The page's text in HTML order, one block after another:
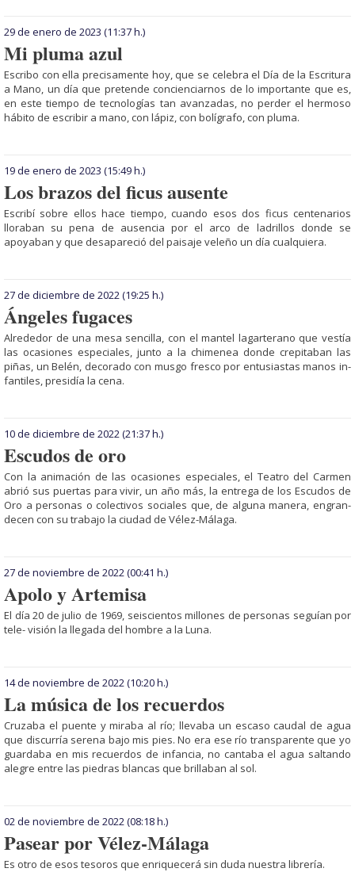
29 de enero de 2023 (11:37 h.)
Mi pluma azul
Escribo con ella pre­ci­sa­mente hoy, que se celebra el Día de la Escritura
a Mano, un día que pretende con­cien­ciarnos de lo im­­portante que es,
en este tiempo de tecnologías tan avanzadas, no perder el hermoso
hábito de escribir a mano, con lápiz, con bolígrafo, con pluma.
19 de enero de 2023 (15:49 h.)
Los brazos del ficus ausente
Escribí sobre ellos hace tiempo, cuando esos dos ficus centenarios
lloraban su pena de ausencia por el arco de ladrillos donde se
apoyaban y que desa­pa­reció del paisaje veleño un día cualquiera.
27 de diciembre de 2022(19:25 h.)
Ángeles fugaces
Alrededor de una mesa sencilla, con el mantel la­gar­terano que vestía
las ocasiones especiales, junto a la chimenea donde cre­pi­taban las
piñas, un Belén, decorado con musgo fresco por entusiastas manos in­
fantiles, presidía la cena.
10 de diciembre de 2022(21:37 h.)
Escudos de oro
Con la animación de las ocasiones especiales, el Teatro del Carmen
abrió sus puertas para vivir, un año más, la entrega de los Escudos de
Oro a personas o colectivos sociales que, de alguna manera, engran­
decen con su trabajo la ciudad de Vélez-Málaga.
27 de noviembre de 2022(00:41 h.)
Apolo y Artemisa
El día 20 de julio de 1969, seiscientos millones de per­so­nas seguían por
te­­­­­­le- ­visión la llegada del hombre a la Luna.
14 de noviembre de 2022(10:20 h.)
La música de los recuerdos
Cruzaba el puente y miraba al río; llevaba un escaso caudal de agua
que dis­curría serena bajo mis pies. No era ese río transparente que yo
guardaba en mis recuerdos de infancia, no cantaba el agua saltando
alegre entre las piedras blancas que brillaban al sol.
02 de noviembre de 2022(08:18 h.)
Pasear por Vélez-Málaga
Es otro de esos tesoros que enriquecerá sin duda nuestra librería.